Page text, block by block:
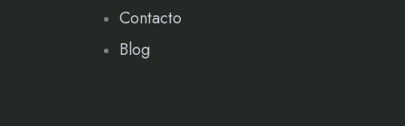
Contacto
Blog